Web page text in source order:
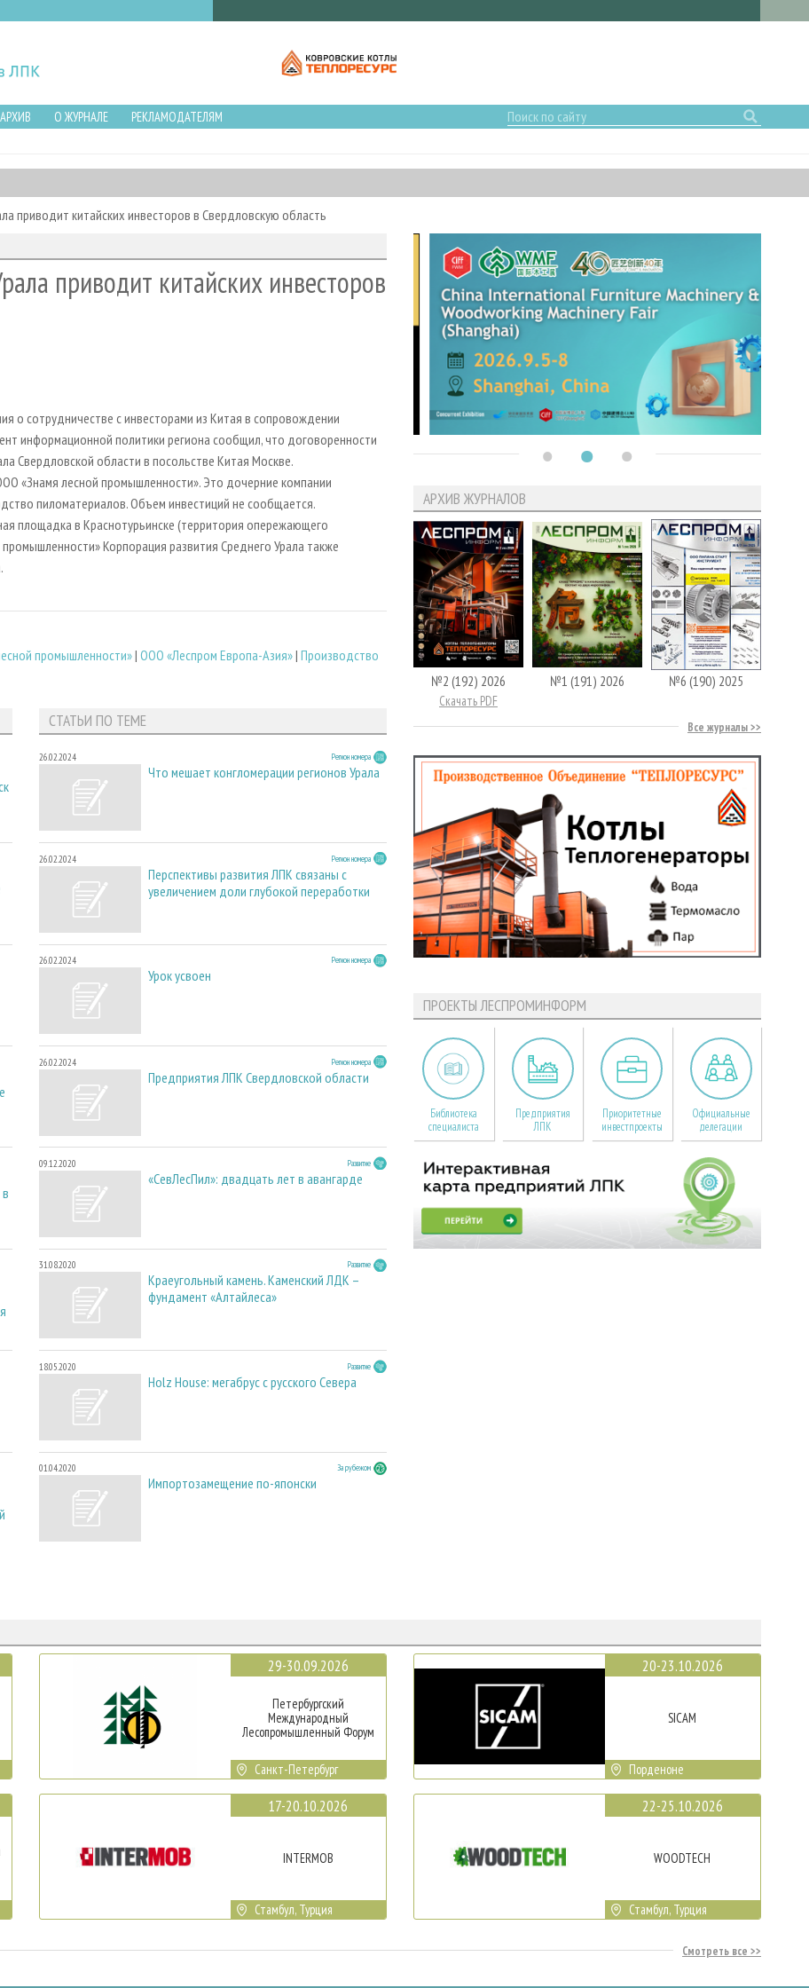
АРХИВ О ЖУРНАЛЕ
РЕКЛАМОДАТЕЛЯМ
приводит китайских инвесторов в Свердловскую область
приводит китайских инвесторов
о сотрудничестве с инвесторами из Китая в сопровождении
информационной политики региона сообщил, что договоренности
Свердловской области в посольстве Китая Москве.
«Знамя лесной промышленности». Это дочерние компании
пиломатериалов. Объем инвестиций не сообщается.
площадка в Краснотурьинске (территория опережающего
Корпорация развития Среднего Урала также
промышленности»| ООО «Леспром Европа-Азия»| Производство
СТАТЬИ ПО ТЕМЕ
26.02.2024 Регион номера
Что мешает конгломерации регионов Урала
26.02.2024 Регион номера
Перспективы развития ЛПК связаны с
увеличением доли глубокой переработки
26.02.2024 Регион номера
Урок усвоен
26.02.2024 Регион номера
Предприятия ЛПК Свердловской области
09.12.2020 Развитие
«СевЛесПил»: двадцать лет в авангарде
31.08.2020 Развитие
Краеугольный камень. Каменский ЛДК –
фундамент «Алтайлеса»
18.05.2020 Развитие
Holz House: мегабрус с русского Севера
01.04.2020 За рубежом
Импортозамещение по-японски
АРХИВ ЖУРНАЛОВ
№2 (192) 2026
Скачать PDF
№1 (191) 2026 №6 (190) 2025
Все журналы
ПРОЕКТЫ ЛЕСПРОМИНФОРМ
Библиотека
специалиста
Предприятия
ЛПК
Приоритетные
инвестпроекты
Официальные
делегации
29-30.09.2026
Петербургский
Международный
Лесопромышленный Форум
Санкт-Петербург
17-20.10.2026
INTERMOB
Стамбул, Турция
20-23.10.2026
SICAM
Порденоне
22-25.10.2026
WOODTECH
Стамбул, Турция
Смотреть все